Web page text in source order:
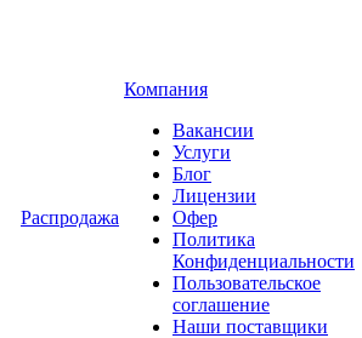
Распродажа
Компания
Вакансии
Услуги
Блог
Лицензии
Офер
Политика
Конфиденциальности
Пользовательское
соглашение
Наши поставщики